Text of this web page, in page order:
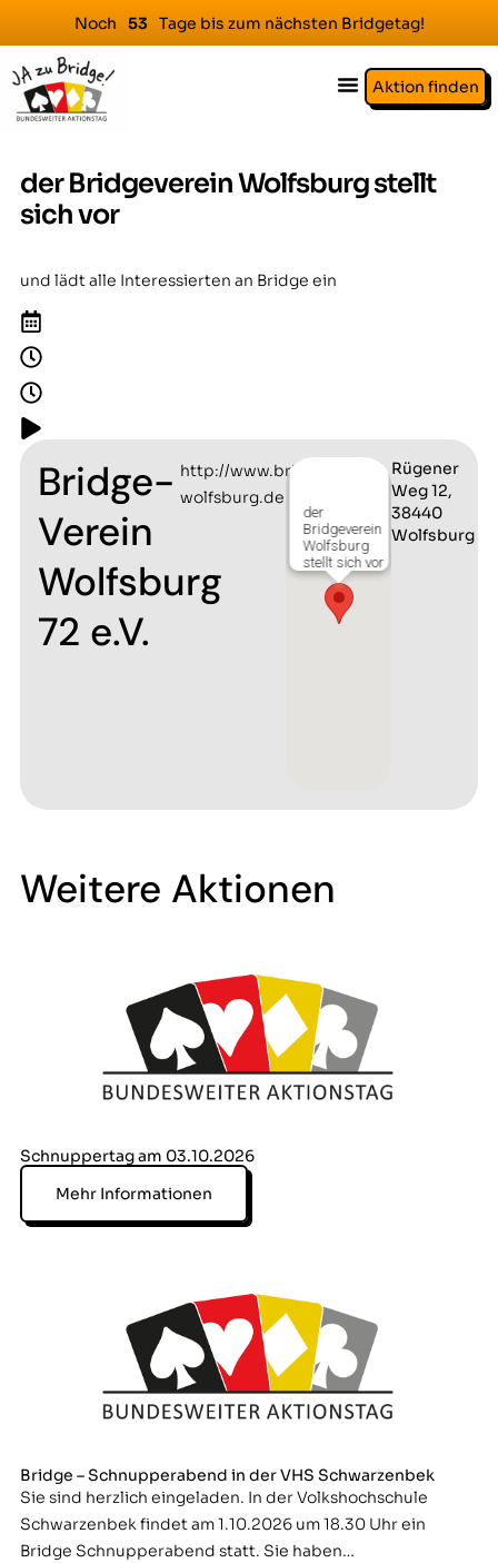
Noch 53 Tage bis zum nächsten Bridgetag!
Aktion finden
der Bridgeverein Wolfsburg stellt
sich vor
und lädt alle Interessierten an Bridge ein
Bridge-
Verein
Wolfsburg
72 e.V.
http://www.bridgeverein-
wolfsburg.de
der
Bridgeverein
Wolfsburg
stellt sich vor
Rügener
Weg 12,
38440
Wolfsburg
Weitere Aktionen
Schnuppertag am 03.10.2026
Mehr Informationen
Bridge – Schnupperabend in der VHS Schwarzenbek
Sie sind herzlich eingeladen. In der Volkshochschule
Schwarzenbek findet am 1.10.2026 um 18.30 Uhr ein
Bridge Schnupperabend statt. Sie haben…